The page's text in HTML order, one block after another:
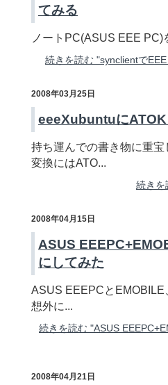
てみる
ノートPC(ASUS EEE
続きを読む "synclientで
2008年03月25日
eeeXubuntuにATOK
持ち運んでの書き物に重
変換にはATO...
続きを
2008年04月15日
ASUS
にしてみた
ASUS EEEPCと
想外に...
続きを読む "ASUS
2008年04月21日